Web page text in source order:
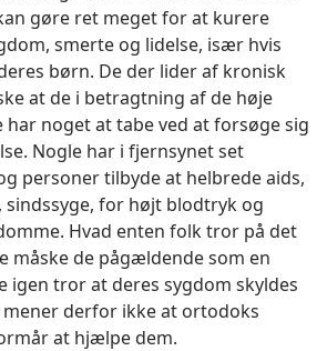
gøre ret meget for at kurere
smerte og lidelse, især hvis
børn. De der lider af kronisk
at de i betragtning af de høje
noget at tabe ved at forsøge sig
Nogle har i fjernsynet set
personer tilbyde at helbrede aids,
for højt blodtryk og
Hvad enten folk tror på det
måske de pågældende som en
igen tror at deres sygdom skyldes
mener derfor ikke at ortodoks
at hjælpe dem.